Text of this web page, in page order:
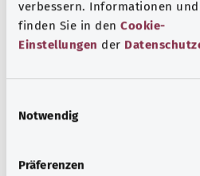
verbessern. Informationen
finden Sie in den Cookie-
Einstellungen der
Notwendig
Präferenzen